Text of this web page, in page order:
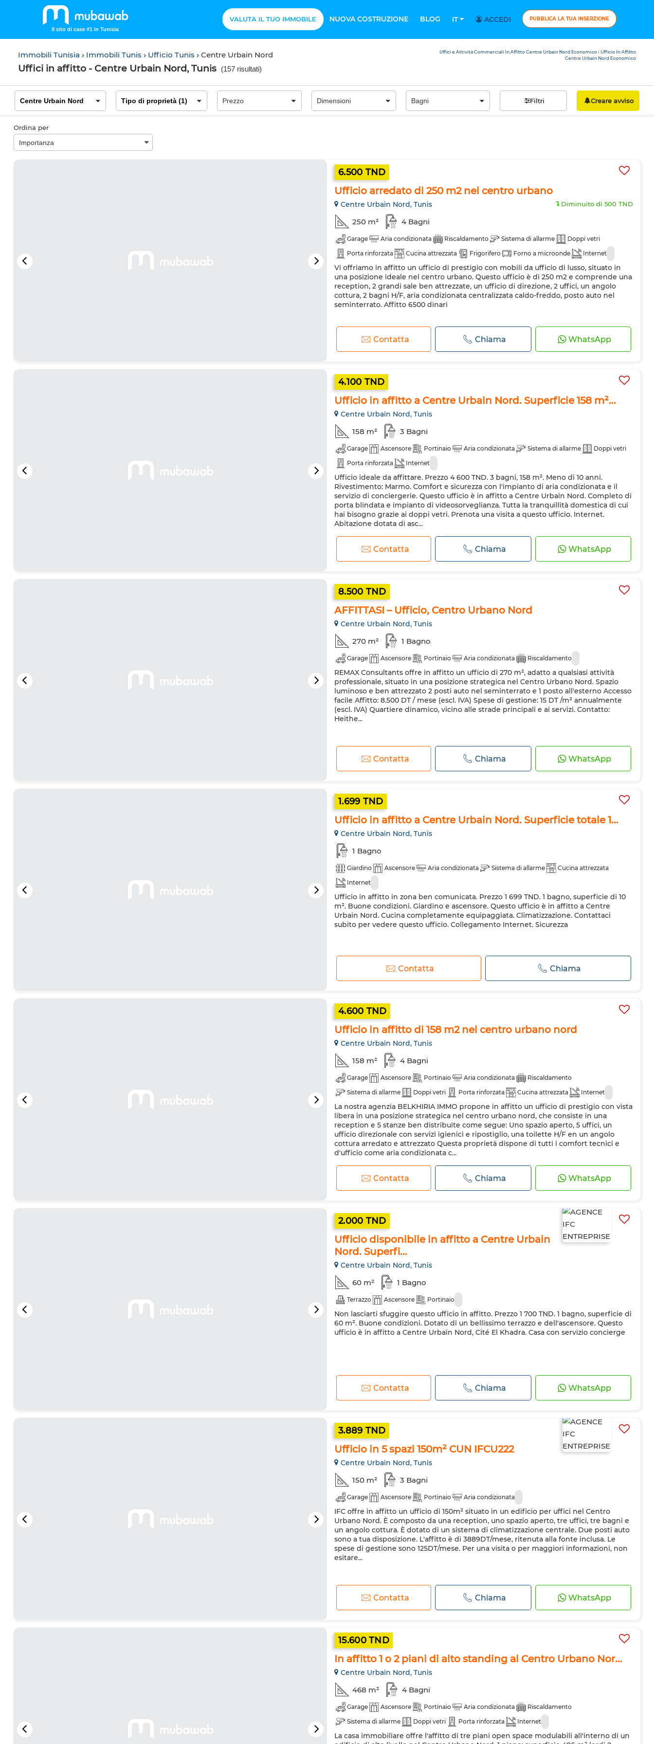
Il sito di case #1 in Tunisia
VALUTA IL TUO IMMOBILE NUOVA COSTRUZIONE BLOG IT ACCEDI PUBBLICA LA TUA INSERZIONE
Immobili Tunisia Immobili Tunis Ufficio Tunis Centre Urbain Nord
Uffici in affitto - Centre Urbain Nord, Tunis (157 risultati)
Uffici e Attività Commerciali In Affitto Centre Urbain Nord Economico / Ufficio In Affitto
Centre Urbain Nord Economico
Filtri Creare avviso
Ordina per
6.500 TND
Ufficio arredato di 250 m2 nel centro urbano
Centre Urbain Nord, Tunis Diminuito di 500 TND
250 m² 4 Bagni
Garage Aria condizionata Riscaldamento Sistema di allarme
Doppi vetri
Porta rinforzata
Cucina attrezzata Frigorifero Forno a microonde Internet
Vi offriamo in affitto un ufficio di prestigio con mobili da ufficio di lusso, situato in
una posizione ideale nel centro urbano. Questo ufficio è di 250 m2 e comprende una
reception, 2 grandi sale ben attrezzate, un ufficio di direzione, 2 uffici, un angolo
cottura, 2 bagni H/F, aria condizionata centralizzata caldo-freddo, posto auto nel
seminterrato. Affitto 6500 dinari
Contatta Chiama WhatsApp
4.100 TND
Ufficio in affitto a Centre Urbain Nord. Superficie 158 m²...
Centre Urbain Nord, Tunis
158 m² 3 Bagni
Garage Ascensore Portinaio Aria condizionata Sistema di allarme
Doppi vetri
Porta rinforzata
Internet
Ufficio ideale da affittare. Prezzo 4 600 TND. 3 bagni, 158 m². Meno di 10 anni.
Rivestimento: Marmo. Comfort e sicurezza con l'impianto di aria condizionata e il
servizio di conciergerie. Questo ufficio è in affitto a Centre Urbain Nord. Completo di
porta blindata e impianto di videosorveglianza. Tutta la tranquillità domestica di cui
hai bisogno grazie ai doppi vetri. Prenota una visita a questo ufficio. Internet.
Abitazione dotata di asc...
Contatta Chiama WhatsApp
8.500 TND
AFFITTASI – Ufficio, Centro Urbano Nord
Centre Urbain Nord, Tunis
270 m² 1 Bagno
Garage Ascensore Portinaio Aria condizionata Riscaldamento
REMAX Consultants offre in affitto un ufficio di 270 m², adatto a qualsiasi attività
professionale, situato in una posizione strategica nel Centro Urbano Nord. Spazio
luminoso e ben attrezzato 2 posti auto nel seminterrato e 1 posto all'esterno Accesso
facile Affitto: 8.500 DT / mese (escl. IVA) Spese di gestione: 15 DT /m² annualmente
(escl. IVA) Quartiere dinamico, vicino alle strade principali e ai servizi. Contatto:
Heithe...
Contatta Chiama WhatsApp
1.699 TND
Ufficio in affitto a Centre Urbain Nord. Superficie totale 1...
Centre Urbain Nord, Tunis
1 Bagno
Giardino Ascensore Aria condizionata Sistema di allarme
Cucina attrezzata
Internet
Ufficio in affitto in zona ben comunicata. Prezzo 1 699 TND. 1 bagno, superficie di 10
m². Buone condizioni. Giardino e ascensore. Questo ufficio è in affitto a Centre
Urbain Nord. Cucina completamente equipaggiata. Climatizzazione. Contattaci
subito per vedere questo ufficio. Collegamento Internet. Sicurezza
Contatta Chiama
4.600 TND
Ufficio in affitto di 158 m2 nel centro urbano nord
Centre Urbain Nord, Tunis
158 m² 4 Bagni
Garage Ascensore Portinaio Aria condizionata
Riscaldamento
Sistema di allarme
Doppi vetri Porta rinforzata Cucina attrezzata Internet
La nostra agenzia BELKHIRIA IMMO propone in affitto un ufficio di prestigio con vista
libera in una posizione strategica nel centro urbano nord, che consiste in una
reception e 5 stanze ben distribuite come segue: Uno spazio aperto, 5 uffici, un
ufficio direzionale con servizi igienici e ripostiglio, una toilette H/F en un angolo
cottura arredato e attrezzato Questa proprietà dispone di tutti i comfort tecnici e
d'ufficio come aria condizionata c...
Contatta Chiama WhatsApp
2.000 TND
Ufficio disponibile in affitto a Centre Urbain
Nord. Superfi...
Centre Urbain Nord, Tunis
60 m² 1 Bagno
Terrazzo Ascensore Portinaio
Non lasciarti sfuggire questo ufficio in affitto. Prezzo 1 700 TND. 1 bagno, superficie di
60 m². Buone condizioni. Dotato di un bellissimo terrazzo e dell'ascensore. Questo
ufficio è in affitto a Centre Urbain Nord, Cité El Khadra. Casa con servizio concierge
Contatta Chiama WhatsApp
3.889 TND
Ufficio in 5 spazi 150m² CUN IFCU222
Centre Urbain Nord, Tunis
150 m² 3 Bagni
Garage Ascensore Portinaio Aria condizionata
IFC offre in affitto un ufficio di 150m² situato in un edificio per uffici nel Centro
Urbano Nord. È composto da una reception, uno spazio aperto, tre uffici, tre bagni e
un angolo cottura. È dotato di un sistema di climatizzazione centrale. Due posti auto
sono a tua disposizione. L'affitto è di 3889DT/mese, ritenuta alla fonte inclusa. Le
spese di gestione sono 125DT/mese. Per una visita o per maggiori informazioni, non
esitare...
Contatta Chiama WhatsApp
15.600 TND
In affitto 1 o 2 piani di alto standing al Centro Urbano Nor...
Centre Urbain Nord, Tunis
468 m² 4 Bagni
Garage Ascensore Portinaio Aria condizionata
Riscaldamento
Sistema di allarme
Doppi vetri Porta rinforzata Internet
La casa immobiliare offre l'affitto di tre piani open space modulabili all'interno di un